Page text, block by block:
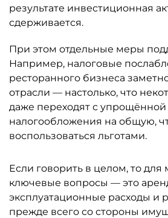
результате инвестиционная
сдерживается.
При этом отдельные меры
Например, налоговые
ресторанного бизнеса
отрасли — настолько, что
даже переходят с
налогообложения на общую,
воспользоваться льготами.
Если говорить в целом, то для
ключевые вопросы — это
эксплуатационные расходы и
прежде всего со стороны